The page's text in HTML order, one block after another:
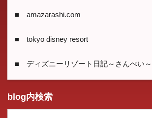
■ amazarashi.com
■ tokyo disney resort
■ ディズニーリゾート日記～さんぺい～
blog内検索